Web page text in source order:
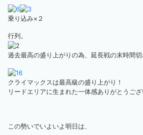
乗り込み×２
行列。
過去最高の盛り上がりの為、延長戦の末時間切
クライマックスは最高級の盛り上がり！
リードエリアに生まれた一体感ありがとうござ
この勢いでいよいよ明日は、